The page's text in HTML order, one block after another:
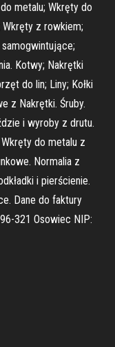
metalu; Wkręty do
z rowkiem;
Kotwy; Nakrętki
do lin; Liny; Kołki
z Nakrętki. Śruby.
i wyroby z drutu.
do metalu z
Normalia z
i pierścienie.
Dane do faktury
321 Osowiec NIP: